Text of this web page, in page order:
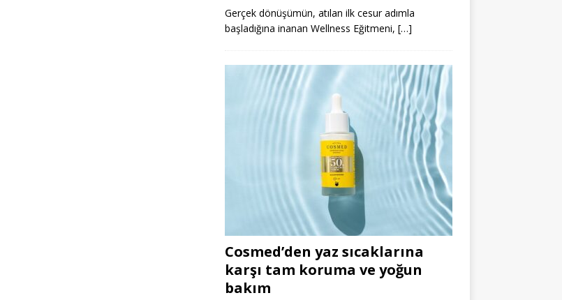
Gerçek dönüşümün, atılan ilk cesur adımla
başladığına inanan Wellness Eğitmeni, […]
Cosmed’den yaz sıcaklarına
karşı tam koruma ve yoğun
bakım